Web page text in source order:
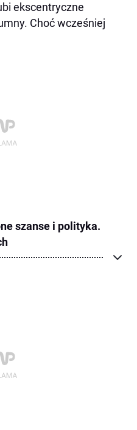
ekscentryczne
Choć wcześniej
szanse i polityka.